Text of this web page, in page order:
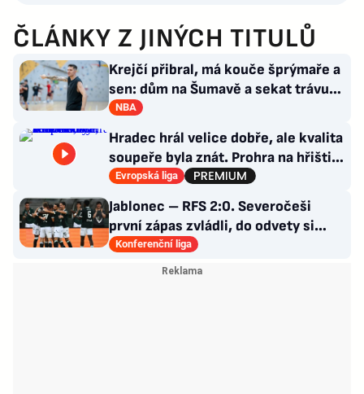
ČLÁNKY Z JINÝCH TITULŮ
Krejčí přibral, má kouče šprýmaře a
sen: dům na Šumavě a sekat trávu
jako Forrest Gump
NBA
Hradec hrál velice dobře, ale kvalita
soupeře byla znát. Prohra na hřišti,
výhra v hledišti
Evropská liga
Jablonec – RFS 2:0. Severočeši
první zápas zvládli, do odvety si
vezou nadějný náskok
Konferenční liga